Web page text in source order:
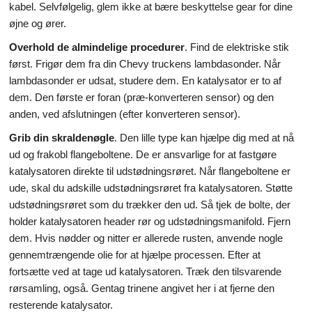
kabel. Selvfølgelig, glem ikke at bære beskyttelse gear for dine
øjne og ører.
Overhold de almindelige procedurer. Find de elektriske stik
først. Frigør dem fra din Chevy truckens lambdasonder. Når
lambdasonder er udsat, studere dem. En katalysator er to af
dem. Den første er foran (præ-konverteren sensor) og den
anden, ved afslutningen (efter konverteren sensor).
Grib din skraldenøgle. Den lille type kan hjælpe dig med at nå
ud og frakobl flangeboltene. De er ansvarlige for at fastgøre
katalysatoren direkte til udstødningsrøret. Når flangeboltene er
ude, skal du adskille udstødningsrøret fra katalysatoren. Støtte
udstødningsrøret som du trækker den ud. Så tjek de bolte, der
holder katalysatoren header rør og udstødningsmanifold. Fjern
dem. Hvis nødder og nitter er allerede rusten, anvende nogle
gennemtrængende olie for at hjælpe processen. Efter at
fortsætte ved at tage ud katalysatoren. Træk den tilsvarende
rørsamling, også. Gentag trinene angivet her i at fjerne den
resterende katalysator.